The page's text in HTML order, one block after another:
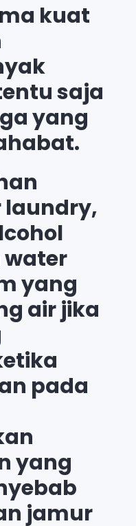
kuat
saja
yang
water
yang
air jika
pada
yang
jamur